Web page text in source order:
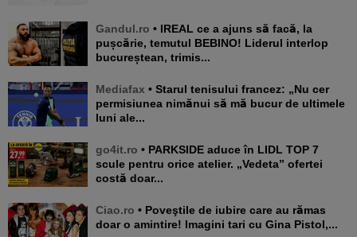
Gandul.ro • IREAL ce a ajuns să facă, la
pușcărie, temutul BEBINO! Liderul interlop
bucureștean, trimis...
Mediafax • Starul tenisului francez: „Nu cer
permisiunea nimănui să mă bucur de ultimele
luni ale...
go4it.ro • PARKSIDE aduce în LIDL TOP 7
scule pentru orice atelier. „Vedeta” ofertei
costă doar...
Ciao.ro • Poveştile de iubire care au rămas
doar o amintire! Imagini tari cu Gina Pistol,...